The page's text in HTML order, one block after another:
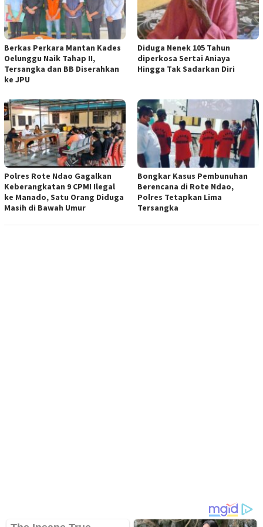
Berkas Perkara Mantan Kades
Oelunggu Naik Tahap II,
Tersangka dan BB Diserahkan
ke JPU
Diduga Nenek 105 Tahun
diperkosa Sertai Aniaya
Hingga Tak Sadarkan Diri
Polres Rote Ndao Gagalkan
Keberangkatan 9 CPMI Ilegal
ke Manado, Satu Orang Diduga
Masih di Bawah Umur
Bongkar Kasus Pembunuhan
Berencana di Rote Ndao,
Polres Tetapkan Lima
Tersangka